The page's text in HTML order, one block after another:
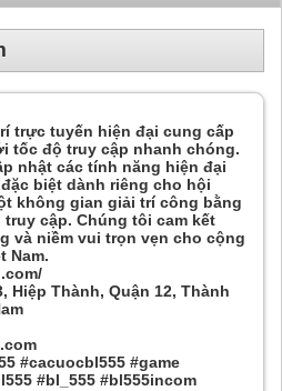
trực tuyến hiện đại cung cấp
tốc độ truy cập nhanh chóng.
nhật các tính năng hiện đại
biệt dành riêng cho hội
không gian giải trí công bằng
cập. Chúng tôi cam kết
và niềm vui trọn vẹn cho cộng
Nam.
Hiệp Thành, Quận 12, Thành
#cacuocbl555 #game
#bl_555 #bl555incom